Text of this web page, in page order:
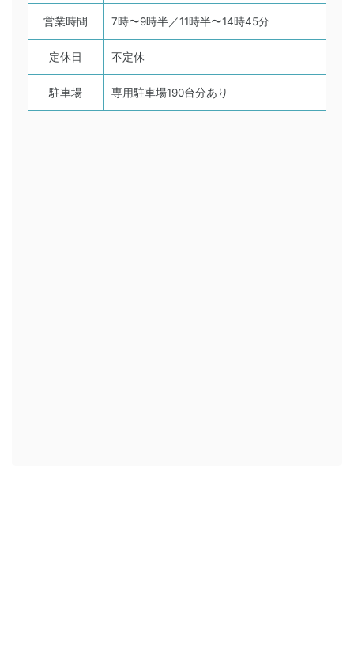
営業時間 7時〜9時半／11時半〜14時45分
定休日 不定休
駐車場 専用駐車場190台分あり